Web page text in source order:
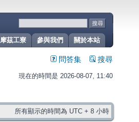
關於本站
參與我們
摩茲工寮
問答集 搜尋
現在的時間是 2026-08-07, 11:40
所有顯示的時間為 UTC + 8 小時